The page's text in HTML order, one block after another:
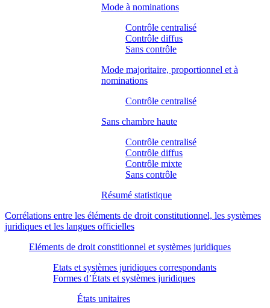
Mode à nominations
Contrôle centralisé
Contrôle diffus
Sans contrôle
Mode majoritaire, proportionnel et à
nominations
Contrôle centralisé
Sans chambre haute
Contrôle centralisé
Contrôle diffus
Contrôle mixte
Sans contrôle
Résumé statistique
Corrélations entre les éléments de droit constitutionnel, les systèmes
juridiques et les langues officielles
Eléments de droit constitionnel et systèmes juridiques
Etats et systèmes juridiques correspondants
Formes d’États et systèmes juridiques
États unitaires